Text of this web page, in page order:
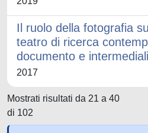
Il ruolo della fotografia
teatro di ricerca
documento e
2017
Mostrati risultati da 21 a 40
di 102